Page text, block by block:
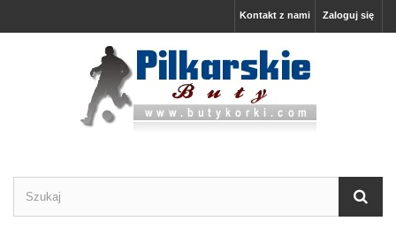
Zaloguj się
Kontakt z nami